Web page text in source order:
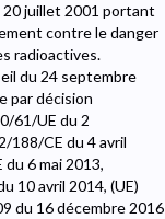
juillet 2001 portant
contre le danger
radioactives.
du 24 septembre
par décision
61/UE du 2
188/CE du 4 avril
6 mai 2013,
10 avril 2014, (UE)
du 16 décembre 2016